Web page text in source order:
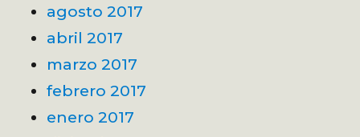
agosto 2017
abril 2017
marzo 2017
febrero 2017
enero 2017